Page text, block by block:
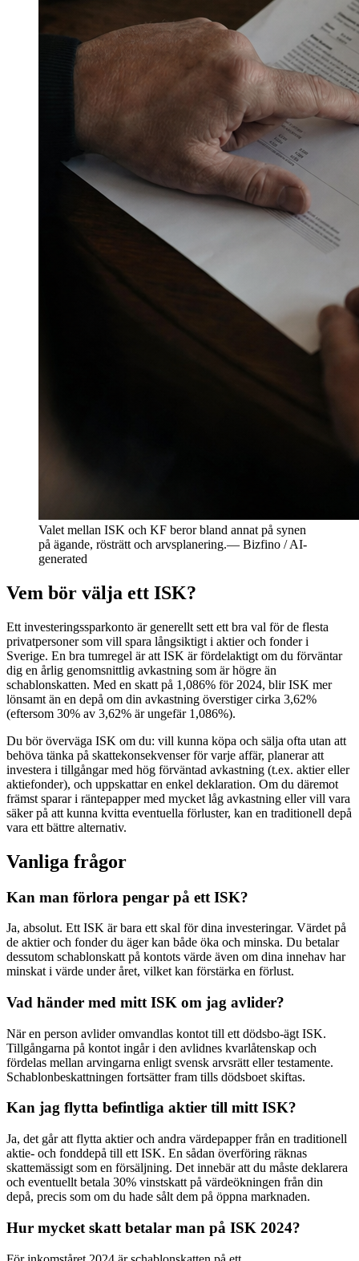
Valet mellan ISK och KF beror bland annat på synen
på ägande, rösträtt och arvsplanering.— Bizfino / AI-
generated
Vem bör välja ett ISK?
Ett investeringssparkonto är generellt sett ett bra val för de flesta
privatpersoner som vill spara långsiktigt i aktier och fonder i
Sverige. En bra tumregel är att ISK är fördelaktigt om du förväntar
dig en årlig genomsnittlig avkastning som är högre än
schablonskatten. Med en skatt på 1,086% för 2024, blir ISK mer
lönsamt än en depå om din avkastning överstiger cirka 3,62%
(eftersom 30% av 3,62% är ungefär 1,086%).
Du bör överväga ISK om du: vill kunna köpa och sälja ofta utan att
behöva tänka på skattekonsekvenser för varje affär, planerar att
investera i tillgångar med hög förväntad avkastning (t.ex. aktier eller
aktiefonder), och uppskattar en enkel deklaration. Om du däremot
främst sparar i räntepapper med mycket låg avkastning eller vill vara
säker på att kunna kvitta eventuella förluster, kan en traditionell depå
vara ett bättre alternativ.
Vanliga frågor
Kan man förlora pengar på ett ISK?
Ja, absolut. Ett ISK är bara ett skal för dina investeringar. Värdet på
de aktier och fonder du äger kan både öka och minska. Du betalar
dessutom schablonskatt på kontots värde även om dina innehav har
minskat i värde under året, vilket kan förstärka en förlust.
Vad händer med mitt ISK om jag avlider?
När en person avlider omvandlas kontot till ett dödsbo-ägt ISK.
Tillgångarna på kontot ingår i den avlidnes kvarlåtenskap och
fördelas mellan arvingarna enligt svensk arvsrätt eller testamente.
Schablonbeskattningen fortsätter fram tills dödsboet skiftas.
Kan jag flytta befintliga aktier till mitt ISK?
Ja, det går att flytta aktier och andra värdepapper från en traditionell
aktie- och fonddepå till ett ISK. En sådan överföring räknas
skattemässigt som en försäljning. Det innebär att du måste deklarera
och eventuellt betala 30% vinstskatt på värdeökningen från din
depå, precis som om du hade sålt dem på öppna marknaden.
Hur mycket skatt betalar man på ISK 2024?